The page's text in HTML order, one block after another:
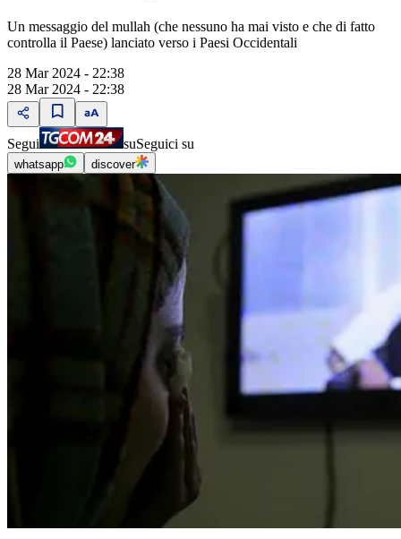
Un messaggio del mullah (che nessuno ha mai visto e che di fatto
controlla il Paese) lanciato verso i Paesi Occidentali
28 Mar 2024 - 22:38
28 Mar 2024 - 22:38
Segui suSeguici su
whatsapp discover